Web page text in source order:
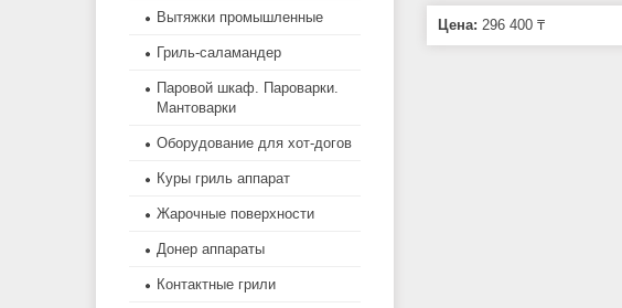
Цена: 296 400 ₸
Вытяжки промышленные
Гриль-саламандер
Паровой шкаф. Пароварки.
Мантоварки
Оборудование для хот-догов
Куры гриль аппарат
Жарочные поверхности
Донер аппараты
Контактные грили